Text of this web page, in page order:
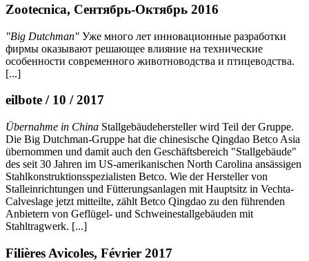
Zootecnica, Сентябрь-Октябрь 2016
"Big Dutchman" Уже много лет инновационные разработки
фирмы оказывают решающее влияние на технические
особенности современного животноводства и птицеводства.
[...]
eilbote / 10 / 2017
Übernahme in China Stallgebäudehersteller wird Teil der Gruppe.
Die Big Dutchman-Gruppe hat die chinesische Qingdao Betco Asia
übernommen und damit auch den Geschäftsbereich "Stallgebäude"
des seit 30 Jahren im US-amerikanischen North Carolina ansässigen
Stahlkonstruktionsspezialisten Betco. Wie der Hersteller von
Stalleinrichtungen und Fütterungsanlagen mit Hauptsitz in Vechta-
Calveslage jetzt mitteilte, zählt Betco Qingdao zu den führenden
Anbietern von Geflügel- und Schweinestallgebäuden mit
Stahltragwerk. [...]
Filières Avicoles, Février 2017